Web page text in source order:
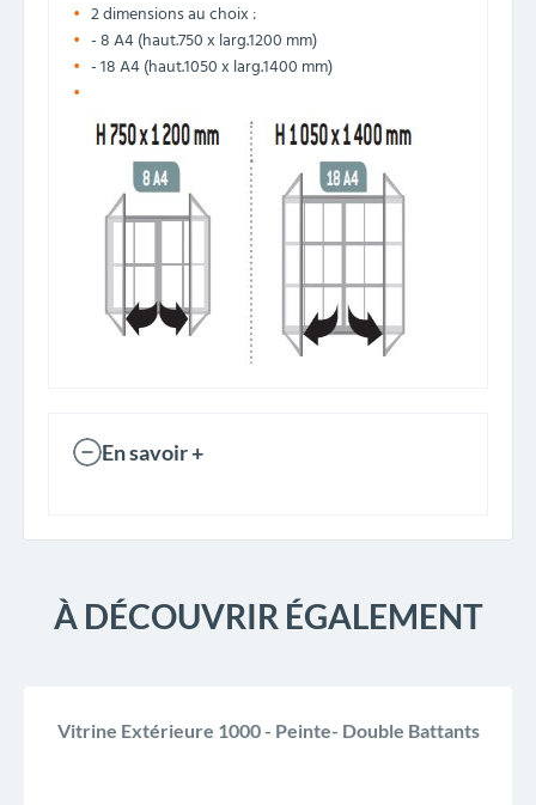
2 dimensions au choix :
- 8 A4 (haut.750 x larg.1200 mm)
- 18 A4 (haut.1050 x larg.1400 mm)
En savoir +
À DÉCOUVRIR ÉGALEMENT
Vitrine Extérieure 1000 - Peinte- Double Battants